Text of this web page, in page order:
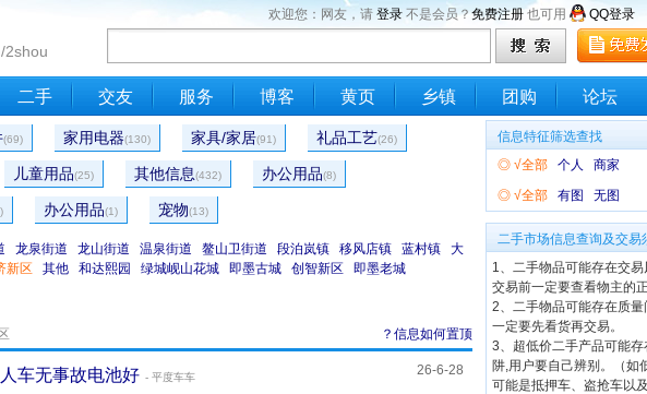
2shou
欢迎您：网友，请 登录 不是会员？免费注册 也可用 QQ登录
二手 交友 服务 博客 黄页 乡镇 团购 论坛
(69) 家用电器(130) 家具/家居(91) 礼品工艺(26)
儿童用品(25) 其他信息(432) 办公用品(8)
办公用品(1) 宠物(13)
龙泉街道 龙山街道 温泉街道 鳌山卫街道 段泊岚镇 移风店镇 蓝村镇
大
新区 其他 和达熙园 绿城岘山花城 即墨古城 创智新区
即墨老城
？信息如何置顶
26-6-28
车无事故电池好 - 平度车车
信息特征筛选查找
◎ √全部 个人
商家
◎ √全部 有图 无图
二手市场信息查询及交易
1、二手物品可能存在交
交易前一定要查看物主的正
2、二手物品可能存在质量
一定要先看货再交易。
3、超低价二手产品可能存
阱,用户要自己辨别。（如
可能是抵押车、盗抢车以